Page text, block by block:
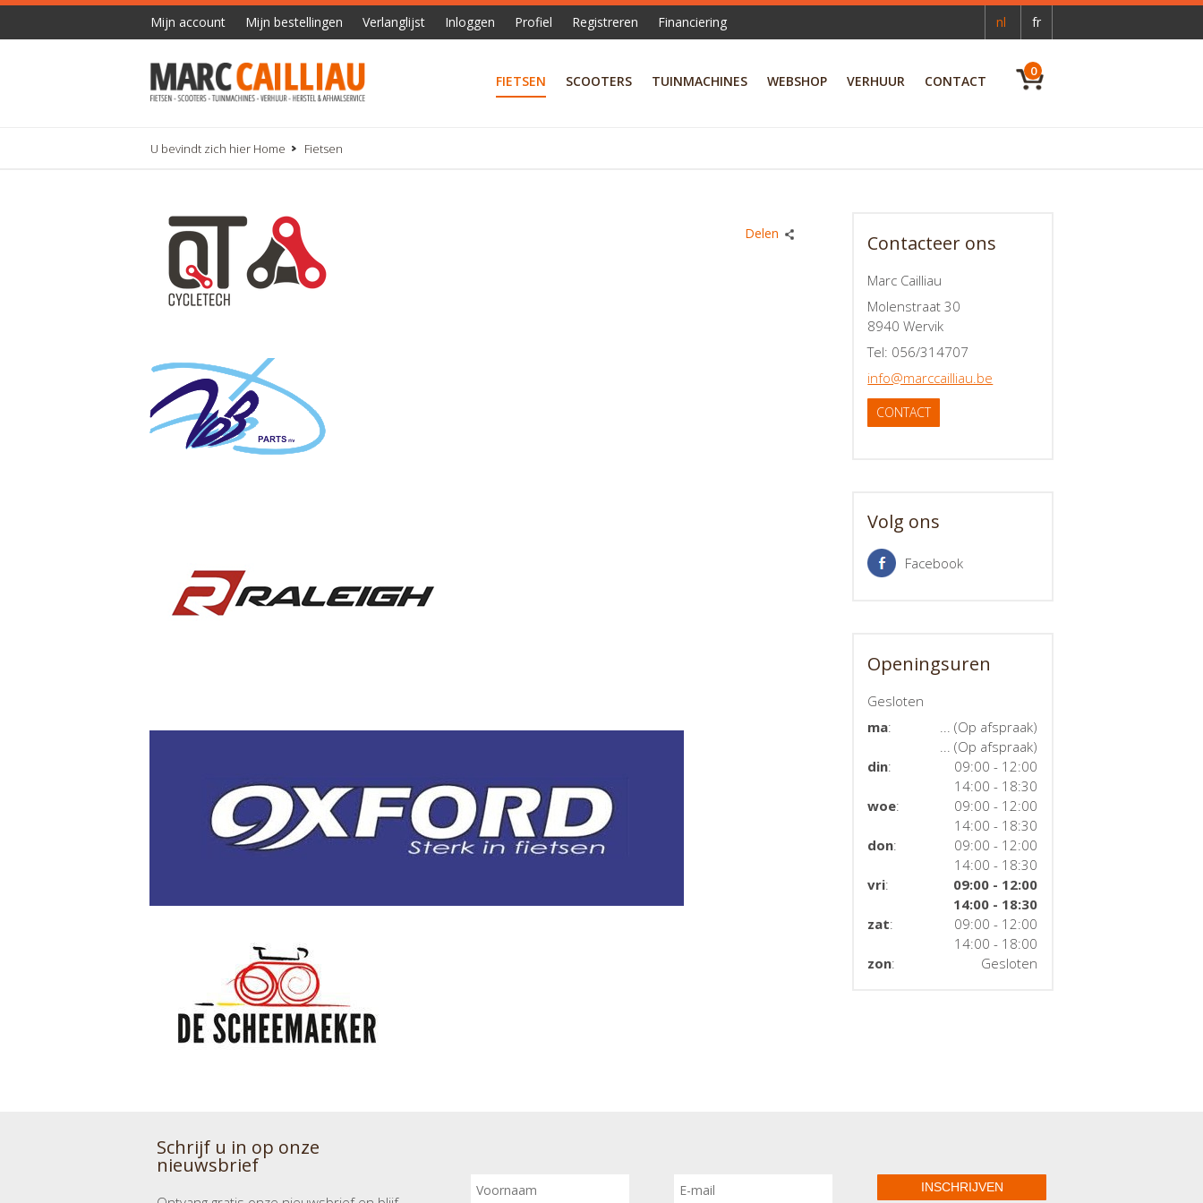
Mijn account Mijn bestellingen Verlanglijst Inloggen Profiel Registreren Financiering nl fr
FIETSEN SCOOTERS TUINMACHINES WEBSHOP VERHUUR CONTACT
0
U bevindt zich hier Home Fietsen
Delen Contacteer ons
Marc Cailliau
Molenstraat 30
8940 Wervik
Tel: 056/314707
info@marccailliau.be
CONTACT
Volg ons
Facebook
Openingsuren
Gesloten
ma:
... (Op afspraak)
... (Op afspraak)
din:
09:00 - 12:00
14:00 - 18:30
woe:
09:00 - 12:00
14:00 - 18:30
don:
09:00 - 12:00
14:00 - 18:30
vri:
09:00 - 12:00
14:00 - 18:30
zat:
09:00 - 12:00
14:00 - 18:00
zon: Gesloten
Schrijf u in op onze
nieuwsbrief
INSCHRIJVEN